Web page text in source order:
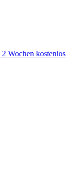
2 Wochen kostenlos